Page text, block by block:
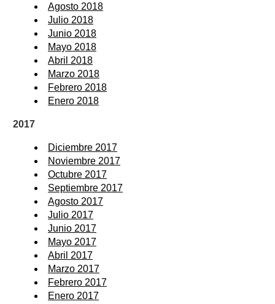
Agosto 2018
Julio 2018
Junio 2018
Mayo 2018
Abril 2018
Marzo 2018
Febrero 2018
Enero 2018
2017
Diciembre 2017
Noviembre 2017
Octubre 2017
Septiembre 2017
Agosto 2017
Julio 2017
Junio 2017
Mayo 2017
Abril 2017
Marzo 2017
Febrero 2017
Enero 2017